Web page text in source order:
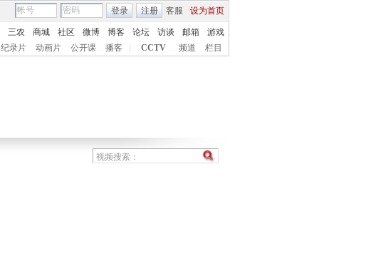
客服 设为首页
登录 注册
三农 商城 社区 微博 博客 论坛 访谈 邮箱
游戏
纪录片 动画片 公开课 播客 CCTV 频道 栏目